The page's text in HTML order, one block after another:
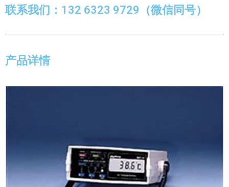
联系我们：132 6323 9729（微信同号）
产品详情